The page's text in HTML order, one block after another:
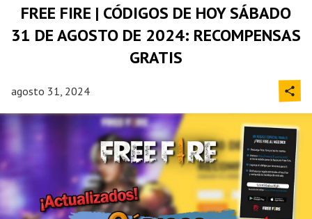
FREE FIRE | CÓDIGOS DE HOY SÁBADO
31 DE AGOSTO DE 2024: RECOMPENSAS
GRATIS
agosto 31, 2024